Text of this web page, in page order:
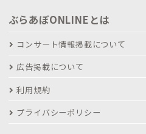
ぶらあぼONLINEとは
コンサート情報掲載について
広告掲載について
利用規約
プライバシーポリシー